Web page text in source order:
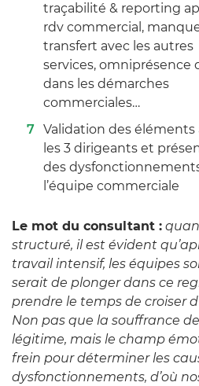
traçabilité & reporting
rdv commercial,
transfert avec les autres
services, omniprésence
dans les démarches
commerciales…
Validation des éléments
les 3 dirigeants et
des
l’équipe commerciale
Le mot du consultant :
structuré, il est évident
travail intensif, les équipes
serait de plonger dans ce
prendre le temps de croiser
Non pas que la souffrance
légitime, mais le champ
frein pour déterminer les
dysfonctionnements, d’où